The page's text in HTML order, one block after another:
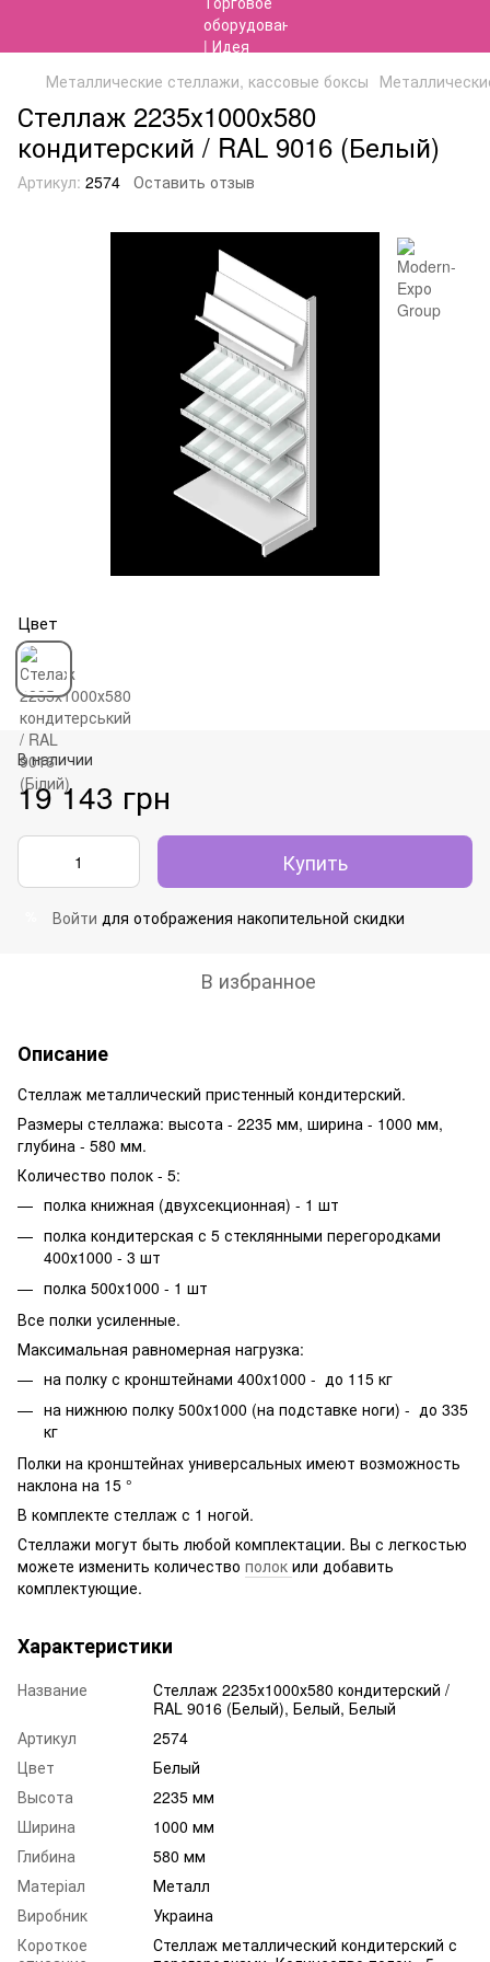
Металлические стеллажи, кассовые боксы
Стеллаж 2235х1000х580
кондитерский / RAL 9016 (Белый)
Артикул: 2574 Оставить отзыв
Цвет
В наличии
19 143 грн
Купить
Войти для отображения накопительной скидки
В избранное
Описание
Стеллаж металлический пристенный кондитерский.
Размеры стеллажа: высота - 2235 мм, ширина - 1000 мм,
глубина - 580 мм.
Количество полок - 5:
полка книжная (двухсекционная) - 1 шт
полка кондитерская с 5 стеклянными перегородками
400х1000 - 3 шт
полка 500х1000 - 1 шт
Все полки усиленные.
Максимальная равномерная нагрузка:
на полку с кронштейнами 400х1000 - до 115 кг
на нижнюю полку 500х1000 (на подставке ноги) - до 335
кг
Полки на кронштейнах универсальных имеют возможность
наклона на 15 °
В комплекте стеллаж с 1 ногой.
Стеллажи могут быть любой комплектации. Вы с легкостью
можете изменить количество полок или добавить
комплектующие.
Характеристики
Название
Стеллаж 2235х1000х580 кондитерский /
RAL 9016 (Белый), Белый, Белый
Артикул
2574
Цвет
Белый
Высота
2235 мм
Ширина
1000 мм
Глибина
580 мм
Матеріал
Металл
Виробник
Украина
Короткое
Стеллаж металлический кондитерский с